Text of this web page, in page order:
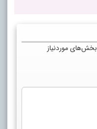
بخش‌های موردنیاز